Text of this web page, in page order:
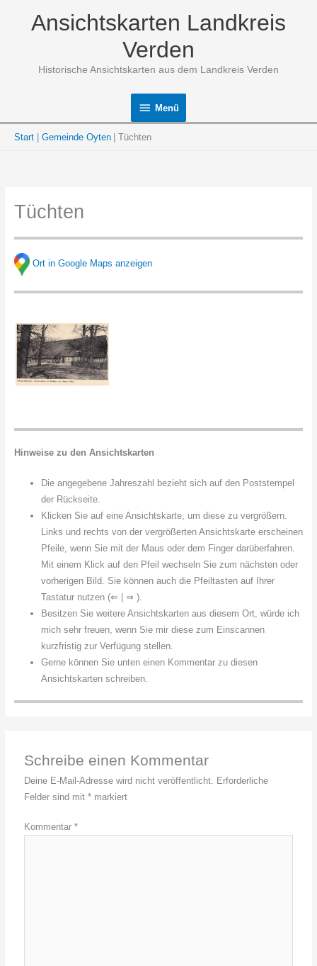
Ansichtskarten Landkreis
Verden
Historische Ansichtskarten aus dem Landkreis Verden
Menü
Menü
Start Gemeinde Oyten Tüchten
Tüchten
Ort in Google Maps anzeigen
Hinweise zu den Ansichtskarten
Die angegebene Jahreszahl bezieht sich auf den Poststempel
der Rückseite.
Klicken Sie auf eine Ansichtskarte, um diese zu vergrößern.
Links und rechts von der vergrößerten Ansichtskarte erscheinen
Pfeile, wenn Sie mit der Maus oder dem Finger darüberfahren.
Mit einem Klick auf den Pfeil wechseln Sie zum nächsten oder
vorherigen Bild. Sie können auch die Pfeiltasten auf Ihrer
Tastatur nutzen (⇐ | ⇒ ).
Besitzen Sie weitere Ansichtskarten aus diesem Ort, würde ich
mich sehr freuen, wenn Sie mir diese zum Einscannen
kurzfristig zur Verfügung stellen.
Gerne können Sie unten einen Kommentar zu diesen
Ansichtskarten schreiben.
Schreibe einen Kommentar
Deine E-Mail-Adresse wird nicht veröffentlicht. Erforderliche
Felder sind mit* markiert
Kommentar*